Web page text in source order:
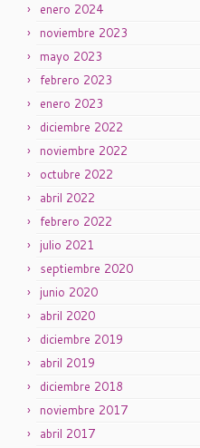
enero 2024
noviembre 2023
mayo 2023
febrero 2023
enero 2023
diciembre 2022
noviembre 2022
octubre 2022
abril 2022
febrero 2022
julio 2021
septiembre 2020
junio 2020
abril 2020
diciembre 2019
abril 2019
diciembre 2018
noviembre 2017
abril 2017